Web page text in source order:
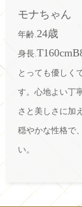
モナちゃん
年齢. 24歳
身長.
とっても優しく
す。心地よい丁
さと美しさに加
穏やかな性格で
い。